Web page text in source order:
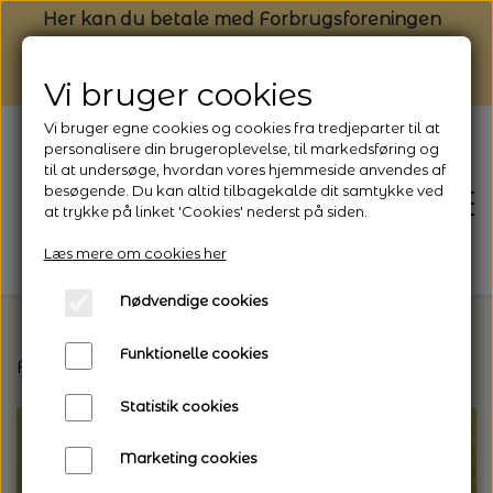
Her kan du betale med Forbrugsforeningen
NYHEDSBREV
Forside
Vi bruger cookies
Vi bruger egne cookies og cookies fra tredjeparter til at
personalisere din brugeroplevelse, til markedsføring og
til at undersøge, hvordan vores hjemmeside anvendes af
besøgende. Du kan altid tilbagekalde dit samtykke ved
at trykke på linket 'Cookies' nederst på siden.
Læs mere om cookies her
Nødvendige cookies
Funktionelle cookies
Statistik cookies
Marketing cookies